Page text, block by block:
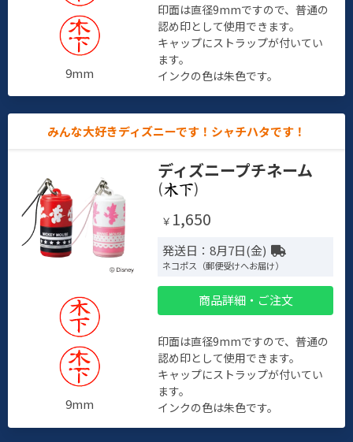
9mm
印面は直径9mmですので、普通の
認め印として使用できます。
キャップにストラップが付いてい
ます。
インクの色は朱色です。
みんな大好きディズニーです！シャチハタです！
9mm
ディズニープチネーム
( )
￥ 1,650
発送日：8月7日(金)
ネコポス（郵便受けへお届け）
商品詳細・ご注文
印面は直径9mmですので、普通の
認め印として使用できます。
キャップにストラップが付いてい
ます。
インクの色は朱色です。